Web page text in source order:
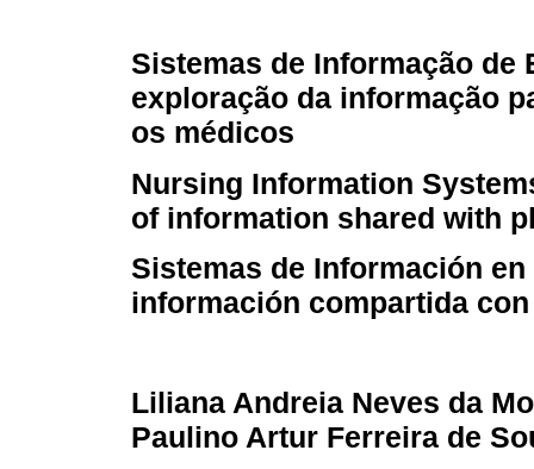
Sistemas de Informação de
exploração da informação
os médicos
Nursing Information
of information shared with
Sistemas de Información
información compartida
Liliana Andreia Neves da
Paulino Artur Ferreira de